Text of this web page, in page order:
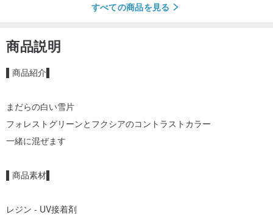
すべての商品を見る
商品説明
▌商品紹介▌
まだらの白い雪片
フォレストグリーンとフクシアのコントラストカラー
一緒に混ぜます
▌商品素材▌
レジン - UV接着剤